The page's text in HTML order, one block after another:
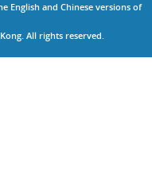
English and Chinese versions of
All rights reserved.